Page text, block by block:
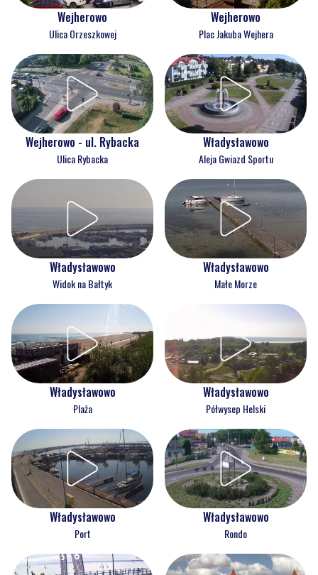
Wejherowo
Ulica Orzeszkowej
Wejherowo
Plac Jakuba Wejhera
Wejherowo - ul. Rybacka
Ulica Rybacka
Władysławowo
Aleja Gwiazd Sportu
Władysławowo
Widok na Bałtyk
Władysławowo
Małe Morze
Władysławowo
Plaża
Władysławowo
Półwysep Helski
Władysławowo
Port
Władysławowo
Rondo